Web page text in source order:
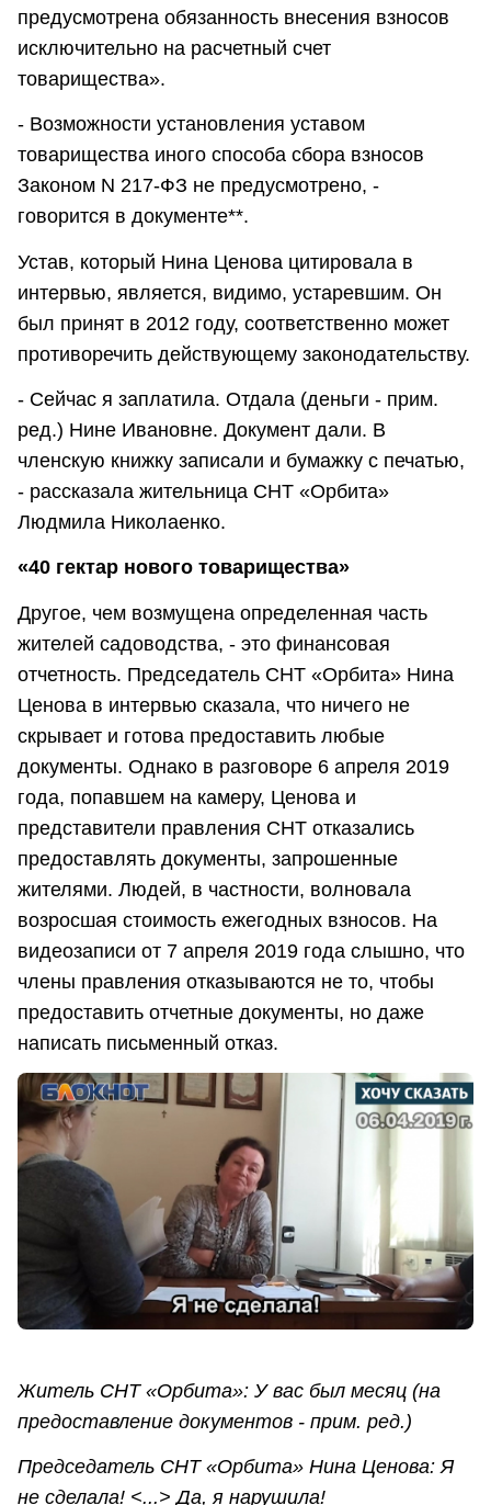
предусмотрена обязанность внесения взносов
исключительно на расчетный счет
товарищества».
- Возможности установления уставом
товарищества иного способа сбора взносов
Законом N 217-ФЗ не предусмотрено, -
говорится в документе**.
Устав, который Нина Ценова цитировала в
интервью, является, видимо, устаревшим. Он
был принят в 2012 году, соответственно может
противоречить действующему законодательству.
- Сейчас я заплатила. Отдала (деньги - прим.
ред.) Нине Ивановне. Документ дали. В
членскую книжку записали и бумажку с печатью,
- рассказала жительница СНТ «Орбита»
Людмила Николаенко.
«40 гектар нового товарищества»
Другое, чем возмущена определенная часть
жителей садоводства, - это финансовая
отчетность. Председатель СНТ «Орбита» Нина
Ценова в интервью сказала, что ничего не
скрывает и готова предоставить любые
документы. Однако в разговоре 6 апреля 2019
года, попавшем на камеру, Ценова и
представители правления СНТ отказались
предоставлять документы, запрошенные
жителями. Людей, в частности, волновала
возросшая стоимость ежегодных взносов. На
видеозаписи от 7 апреля 2019 года слышно, что
члены правления отказываются не то, чтобы
предоставить отчетные документы, но даже
написать письменный отказ.
Житель СНТ «Орбита»: У вас был месяц (на
предоставление документов - прим. ред.)
Председатель СНТ «Орбита» Нина Ценова: Я
не сделала! <...> Да, я нарушила!